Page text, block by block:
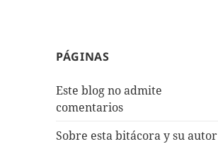
PÁGINAS
Este blog no admite
comentarios
Sobre esta bitácora y su autor